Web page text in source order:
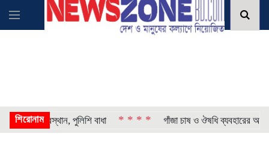
শিরোনাম
অবস্থান, পুলিশি বাধা * * * * গাঁজা চাষ ও ঔষধি ব্যবহারের অনুমতি